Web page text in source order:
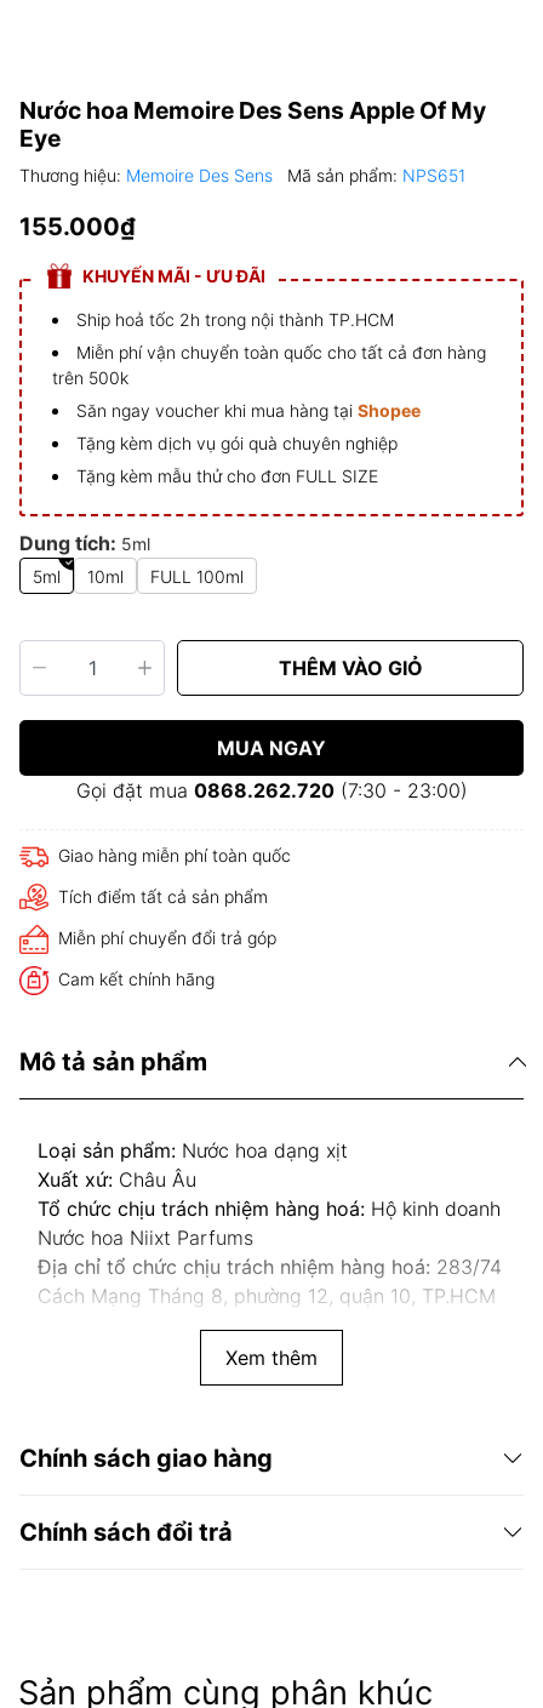
Nước hoa Memoire Des Sens Apple Of My
Eye
Thương hiệu: Memoire Des Sens Mã sản phẩm: NPS651
155.000₫
KHUYẾN MÃI - ƯU ĐÃI
Ship hoả tốc 2h trong nội thành TP.HCM
Miễn phí vận chuyển toàn quốc cho tất cả đơn hàng
trên 500k
Săn ngay voucher khi mua hàng tại Shopee
Tặng kèm dịch vụ gói quà chuyên nghiệp
Tặng kèm mẫu thử cho đơn FULL SIZE
Dung tích: 5ml
5ml
10ml FULL 100ml
THÊM VÀO GIỎ
MUA NGAY
Gọi đặt mua 0868.262.720(7:30 - 23:00)
Giao hàng miễn phí toàn quốc
Tích điểm tất cả sản phẩm
Miễn phí chuyển đổi trả góp
Cam kết chính hãng
Mô tả sản phẩm
Loại sản phẩm: Nước hoa dạng xịt
Xuất xứ: Châu Âu
Tổ chức chịu trách nhiệm hàng hoá: Hộ kinh doanh
Nước hoa Niixt Parfums
Địa chỉ tổ chức chịu trách nhiệm hàng hoá: 283/74
Cách Mạng Tháng 8, phường 12, quận 10, TP.HCM
Xem thêm
Chính sách giao hàng
Chính sách đổi trả
Sản phẩm cùng phân khúc